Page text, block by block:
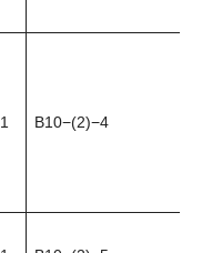
1 B10−(2)−4